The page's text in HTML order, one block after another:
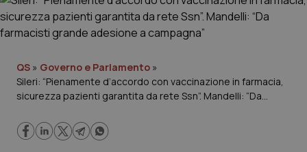
Cronache
Governo e Parlamento
Regioni e Asl
Lavoro e Professioni
QS » Governo e Parlamento »
Sileri: “Pienamente d’accordo con vaccinazione in farmacia,
sicurezza pazienti garantita da rete Ssn”. Mandelli: “Da